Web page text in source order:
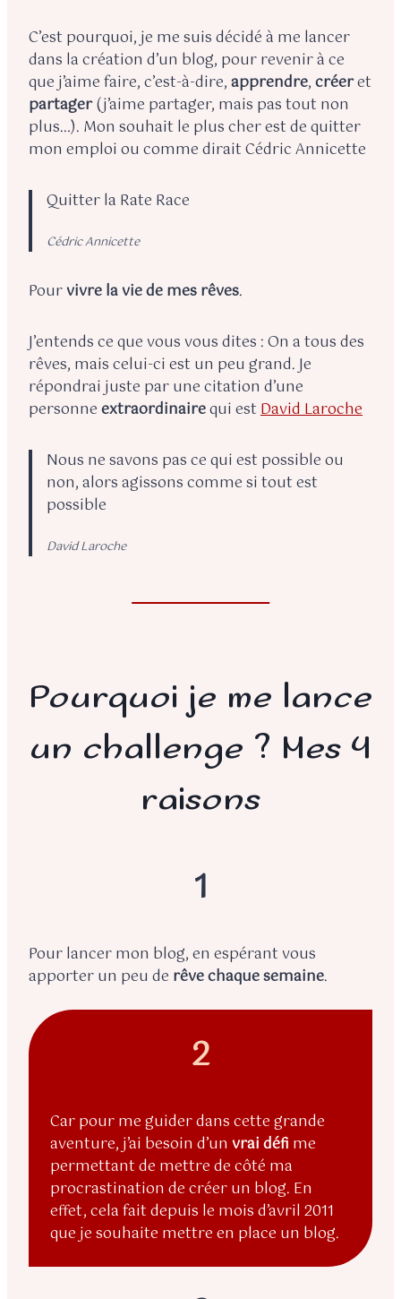
C’est pourquoi, je me suis décidé à me lancer
dans la création d’un blog, pour revenir à ce
que j’aime faire, c’est-à-dire,apprendre,créeret
partager(j’aime partager, mais pas tout non
plus…). Mon souhait le plus cher est de quitter
mon emploi ou comme dirait Cédric Annicette
Quitter la Rate Race
Cédric Annicette
Pourvivre la vie de mes rêves.
J’entends ce que vous vous dites : On a tous des
rêves, mais celui-ci est un peu grand. Je
répondrai juste par une citation d’une
personneextraordinairequi estDavid Laroche
Nous ne savons pas ce qui est possible ou
non, alors agissons comme si tout est
possible
David Laroche
Pourquoi je me lance
un challenge ? Mes 4
raisons
1
Pour lancer mon blog, en espérant vous
apporter un peu de rêvechaque semaine.
2
Car pour me guider dans cette grande
aventure, j’ai besoin d’un vrai défi me
permettant de mettre de côté ma
procrastination de créer un blog. En
effet, cela fait depuis le mois d’avril 2011
que je souhaite mettre en place un blog.